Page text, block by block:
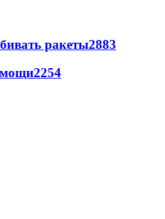
ракеты2883
2254